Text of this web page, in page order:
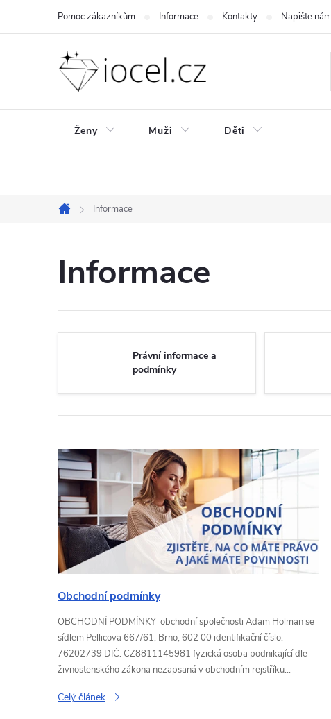
Pomoc zákazníkům Informace Kontakty Napište nám
Ženy Muži Děti
Domů
Informace
Informace
Právní informace a
podmínky
V
ý
p
i
s
č
l
á
Obchodní podmínky
OBCHODNÍ PODMÍNKY obchodní společnosti Adam Holman se
sídlem Pellicova 667/61, Brno, 602 00 identifikační číslo:
76202739 DIČ: CZ8811145981 fyzická osoba podnikající dle
živnostenského zákona nezapsaná v obchodním rejstříku...
Celý článek